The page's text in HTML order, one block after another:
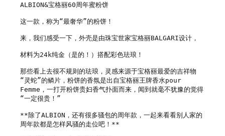
ALBION&宝格丽60周年蜜粉饼
这一款，称为“最奢华”的粉饼！
来，我们感受一下，外壳是由珠宝世家宝格丽BALGARI设计，
材料为24k纯金（是的！）搭配彩色珐琅！
那些看上去很不规则的珐琅，灵感来源于宝格丽最爱的吉祥物
“灵蛇”的鳞片，粉饼的香氛是出自宝格丽王牌香水pour
Femme，一打开粉饼贵妇香气扑面而来，闻到就毫不犹豫的觉得
“一定很贵！”
**除了ALBION，还有很多骚包的周年款，一起来看看别人家的
周年款都是怎样风骚的走位吧！**